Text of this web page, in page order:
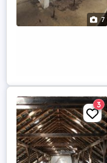
7
3